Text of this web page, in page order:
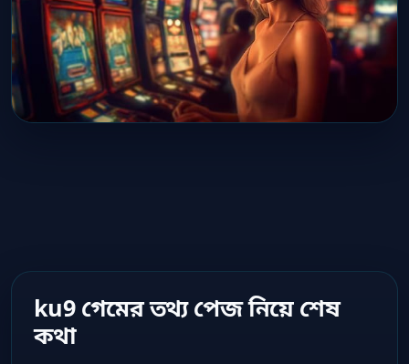
ku9 গেমের তথ্য পেজ নিয়ে শেষ
কথা